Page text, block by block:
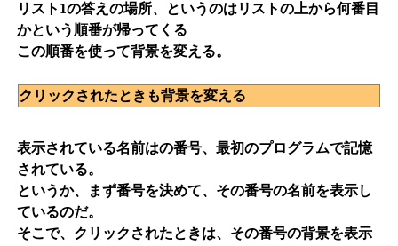
リスト1の答えの場所、というのはリストの上から何番目
かという順番が帰ってくる
この順番を使って背景を変える。
クリックされたときも背景を変える
表示されている名前はの番号、最初のプログラムで記憶
されている。
というか、まず番号を決めて、その番号の名前を表示し
ているのだ。
そこで、クリックされたときは、その番号の背景を表示